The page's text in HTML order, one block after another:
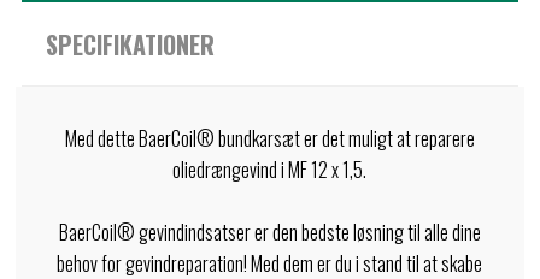
SPECIFIKATIONER
Med dette BaerCoil® bundkarsæt er det muligt at reparere
oliedrængevind i MF 12 x 1,5.
BaerCoil® gevindindsatser er den bedste løsning til alle dine
behov for gevindreparation! Med dem er du i stand til at skabe